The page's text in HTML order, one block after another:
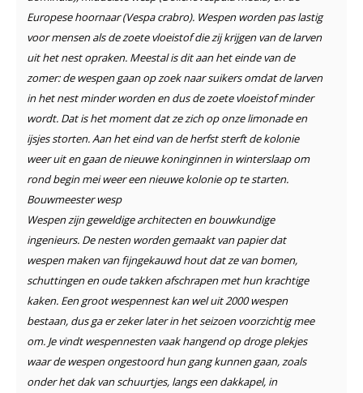
Europese hoornaar (Vespa crabro). Wespen worden pas lastig
voor mensen als de zoete vloeistof die zij krijgen van de larven
uit het nest opraken. Meestal is dit aan het einde van de
zomer: de wespen gaan op zoek naar suikers omdat de larven
in het nest minder worden en dus de zoete vloeistof minder
wordt. Dat is het moment dat ze zich op onze limonade en
ijsjes storten. Aan het eind van de herfst sterft de kolonie
weer uit en gaan de nieuwe koninginnen in winterslaap om
rond begin mei weer een nieuwe kolonie op te starten.
Bouwmeester wesp
Wespen zijn geweldige architecten en bouwkundige
ingenieurs. De nesten worden gemaakt van papier dat
wespen maken van fijngekauwd hout dat ze van bomen,
schuttingen en oude takken afschrapen met hun krachtige
kaken. Een groot wespennest kan wel uit 2000 wespen
bestaan, dus ga er zeker later in het seizoen voorzichtig mee
om. Je vindt wespennesten vaak hangend op droge plekjes
waar de wespen ongestoord hun gang kunnen gaan, zoals
onder het dak van schuurtjes, langs een dakkapel, in